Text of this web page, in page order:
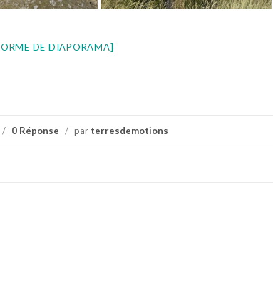
DE DIAPORAMA]
/ 0 Réponse / par terresdemotions